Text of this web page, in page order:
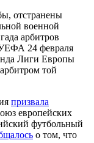
отстранены
военной
арбитров
24 февраля
Лиги Европы
той
призвала
европейских
футбольный
о том, что